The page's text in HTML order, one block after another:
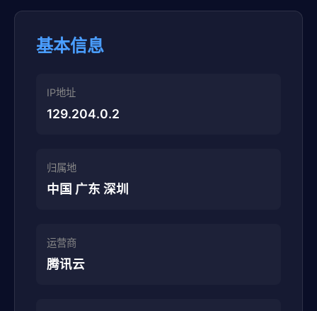
基本信息
IP地址
129.204.0.2
归属地
中国 广东 深圳
运营商
腾讯云